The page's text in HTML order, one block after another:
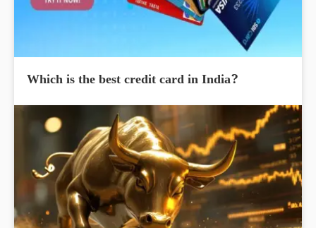
Which is the best credit card in India?